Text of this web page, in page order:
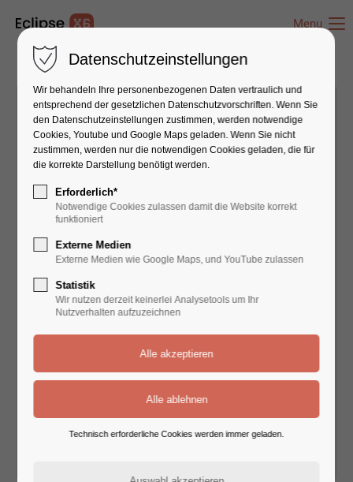
Menu
Datenschutzeinstellungen
Wir behandeln Ihre personenbezogenen Daten vertraulich und
entsprechend der gesetzlichen Datenschutz­vorschriften. Wenn Sie
den Datenschutzeinstellungen zustimmen, werden notwendige
Cookies, Youtube und Google Maps geladen. Wenn Sie nicht
zustimmen, werden nur die notwendigen Cookies geladen, die für
die korrekte Darstellung benötigt werden.
Erforderlich*
Notwendige Cookies zulassen damit die Website korrekt
funktioniert
Externe Medien
Externe Medien wie Google Maps, und YouTube zulassen
Statistik
Wir nutzen derzeit keinerlei Analysetools um Ihr
Nutzverhalten aufzuzeichnen
Technisch erforderliche Cookies werden immer geladen.